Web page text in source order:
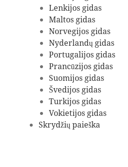
Lenkijos gidas
Maltos gidas
Norvegijos gidas
Nyderlandų gidas
Portugalijos gidas
Prancūzijos gidas
Suomijos gidas
Švedijos gidas
Turkijos gidas
Vokietijos gidas
Skrydžių paieška